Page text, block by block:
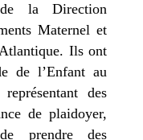
la Direction
Maternel et
Ils ont
de l’Enfant au
des
de plaidoyer,
prendre des